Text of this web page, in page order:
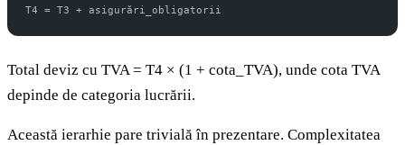
T4 = T3 + asigurări_obligatorii
Total deviz cu TVA = T4 × (1 + cota_TVA), unde cota TVA
depinde de categoria lucrării.
Această ierarhie pare trivială în prezentare. Complexitatea